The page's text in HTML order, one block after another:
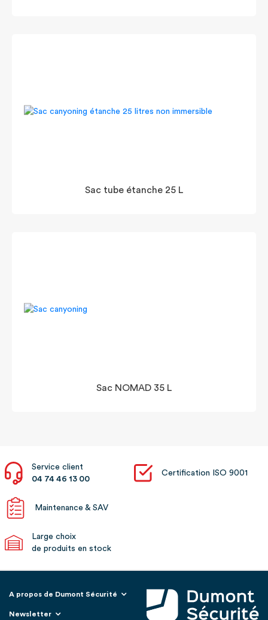
Sac tube étanche 25 L
Sac NOMAD 35 L
Service client
04 74 46 13 00
Certification ISO 9001
Maintenance & SAV
Large choix
de produits en stock
A propos de Dumont Sécurité
Newsletter